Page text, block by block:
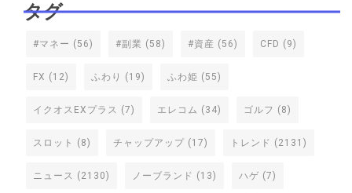
タグ
#マネー (56) #副業 (58) #資産 (56) CFD (9)
FX (12) ふわり (19) ふわ姫 (55)
イクオスEXプラス (7) エレコム (34) ゴルフ (8)
スロット (8) チャップアップ (17) トレンド (2131)
ニュース (2130) ノーブランド (13) ハゲ (7)